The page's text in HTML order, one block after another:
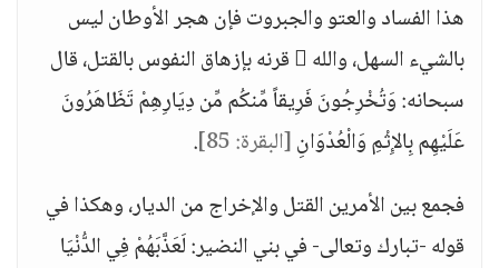
هذا الفساد والعتو والجبروت فإن هجر الأوطان ليس
بالشيء السهل، والله  قرنه بإزهاق النفوس بالقتل، قال
سبحانه: وَتُخْرِجُونَ فَرِيقاً مِّنكُم مِّن دِيَارِهِمْ تَظَاهَرُونَ
عَلَيْهِم بِالإِثْمِ وَالْعُدْوَانِ[البقرة: 85]
.
فجمع بين الأمرين القتل والإخراج من الديار، وهكذا في
قوله -تبارك وتعالى- في بني النضير: لَعَذَّبَهُمْ فِي الدُّنْيَا